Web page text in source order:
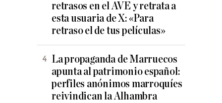
retrasos en el AVE y retrata a
esta usuaria de X: «Para
retraso el de tus películas»
La propaganda de Marruecos
apunta al patrimonio español:
perfiles anónimos marroquíes
reivindican la Alhambra